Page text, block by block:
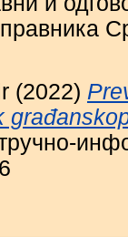
(2022)